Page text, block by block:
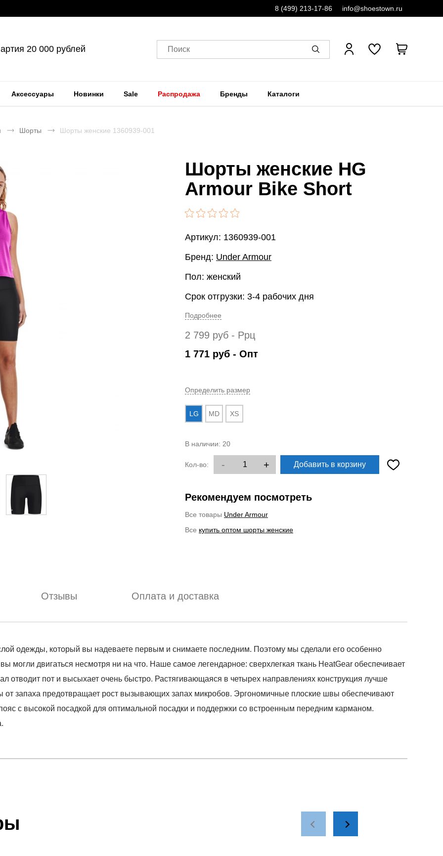
8 (499) 213-17-86 info@shoestown.ru
20 000 рублей Поиск
Аксессуары Новинки Sale Распродажа Бренды Каталоги
Шорты Шорты женские 1360939-001
Шорты женские HG
Armour Bike Short
Артикул: 1360939-001
Бренд: Under Armour
Пол: женский
Срок отгрузки: 3-4 рабочих дня
Подробнее
2 799 руб - Ррц
1 771 руб - Опт
Определить размер
LG MD XS
В наличии: 20
Кол-во: - + Добавить в корзину
Рекомендуем посмотреть
Все товары Under Armour
Все купить оптом шорты женские
Отзывы Оплата и доставка
одежды, который вы надеваете первым и снимаете последним. Поэтому мы сделали его особенно
могли двигаться несмотря ни на что. Наше самое легендарное: сверхлегкая ткань HeatGear обеспечивает
отводит пот и высыхает очень быстро. Растягивающаяся в четырех направлениях конструкция лучше
от запаха предотвращает рост вызывающих запах микробов. Эргономичные плоские швы обеспечивают
с высокой посадкой для оптимальной посадки и поддержки со встроенным передним карманом.